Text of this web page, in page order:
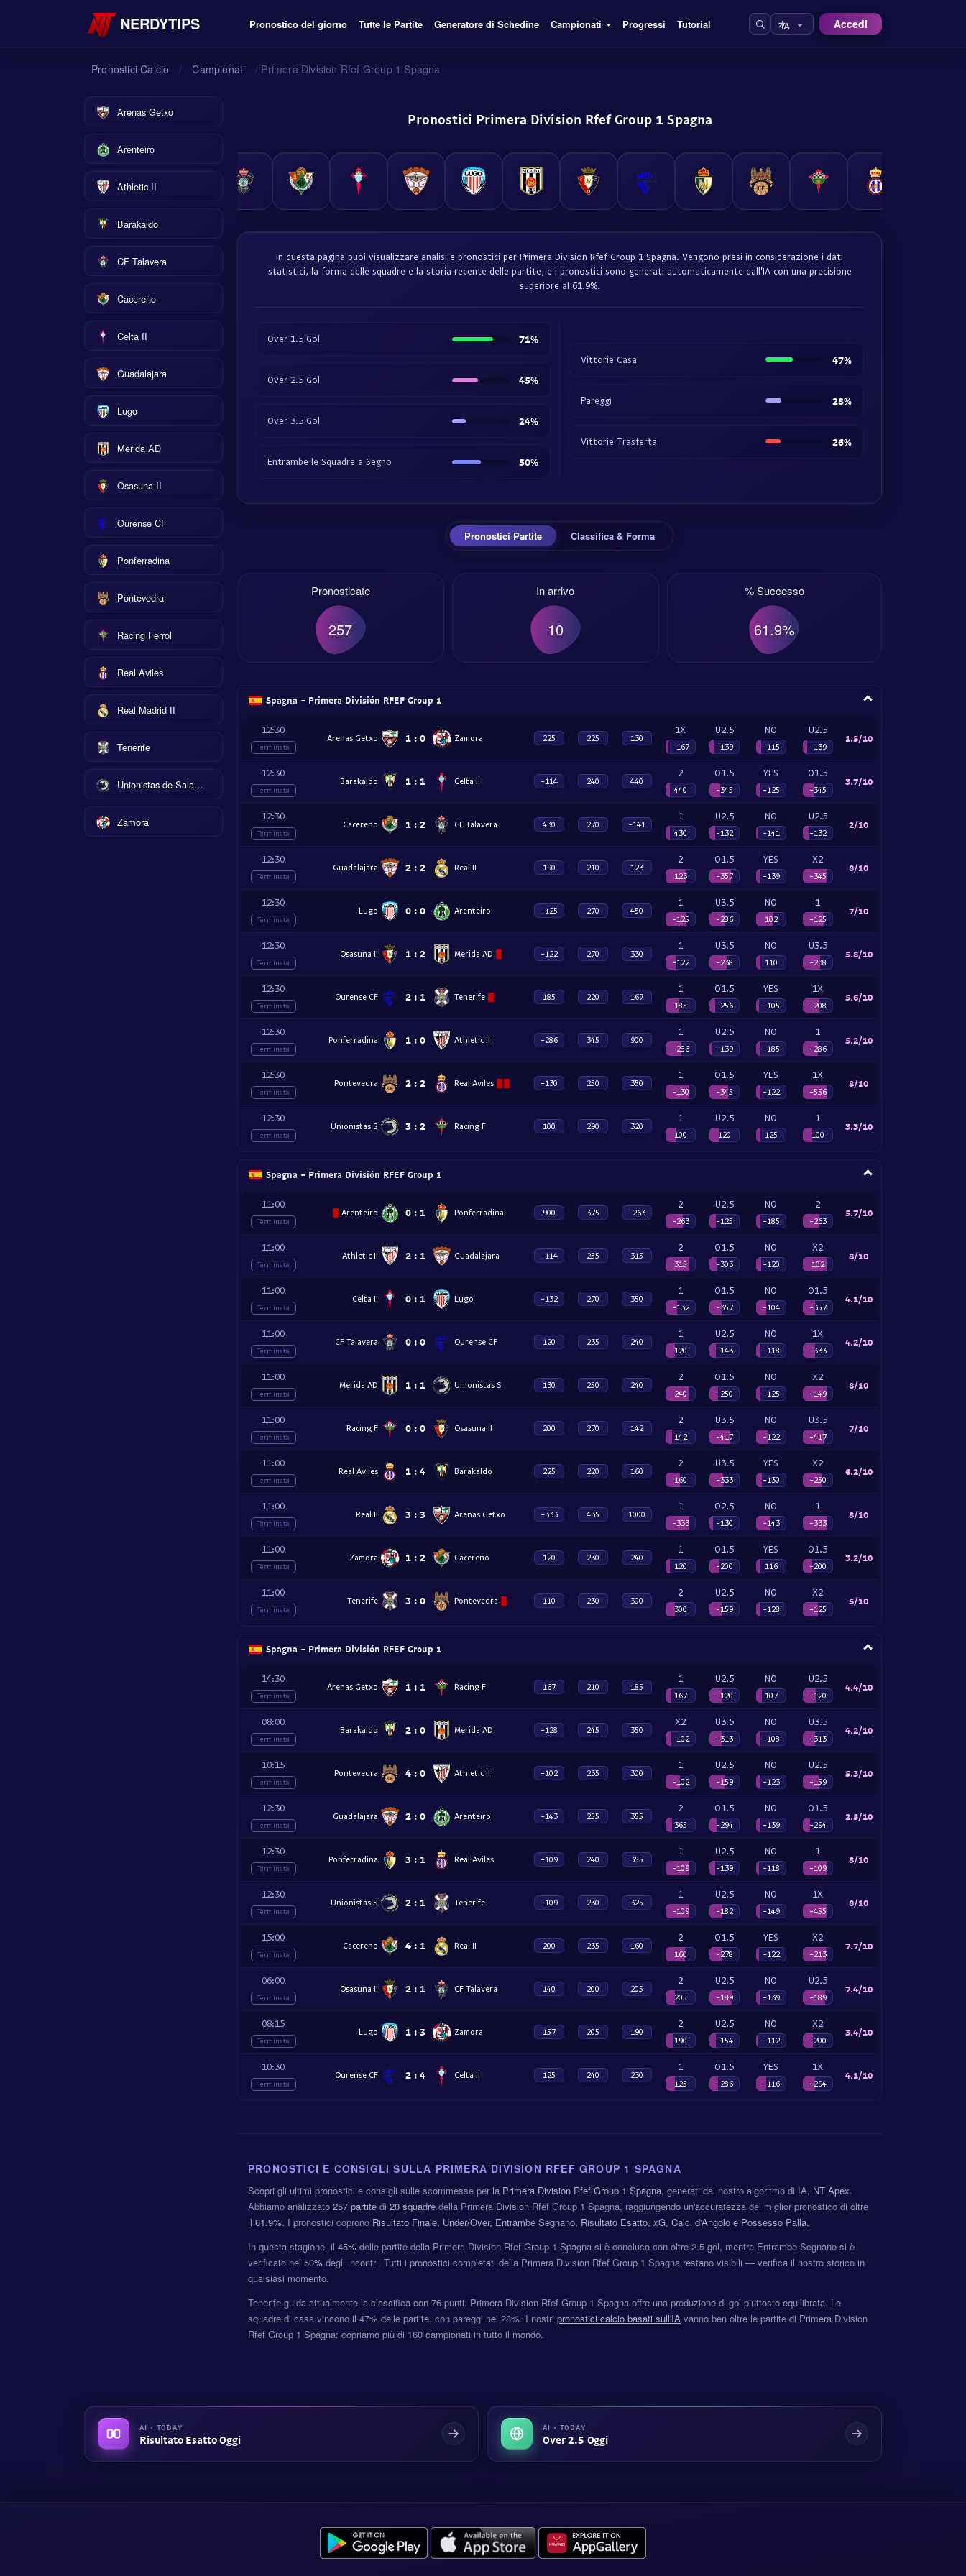
NERDYTIPS Pronostico del giorno Tutte le Partite Generatore di Schedine Campionati Progressi Tutorial Accedi
Pronostici Calcio / Campionati / Primera Division Rfef Group 1 Spagna
Arenas Getxo
Arenteiro
Athletic II
Barakaldo
CF Talavera
Cacereno
Celta II
Guadalajara
Lugo
Merida AD
Osasuna II
Ourense CF
Ponferradina
Pontevedra
Racing Ferrol
Real Aviles
Real Madrid II
Tenerife
Unionistas de Salamanca
Zamora
Pronostici Primera Division Rfef Group 1 Spagna
In questa pagina puoi visualizzare analisi e pronostici per Primera Division Rfef Group 1 Spagna. Vengono presi in considerazione i dati
statistici, la forma delle squadre e la storia recente delle partite, e i pronostici sono generati automaticamente dall'IA con una precisione
superiore al 61.9%.
Over 1.5 Gol 71%
Over 2.5 Gol 45%
Over 3.5 Gol 24%
Entrambe le Squadre a Segno 50%
Vittorie Casa 47%
Pareggi 28%
Vittorie Trasferta 26%
Pronostici Partite Classifica & Forma
Pronosticate
257
In arrivo
10
% Successo
61.9%
Spagna - Primera División RFEF Group 1
12:30
Terminata
Arenas Getxo 1 : 0 Zamora 225 225 130
1X
-167
U2.5
-139
NO
-115
U2.5
-139
1.5/10
12:30
Terminata
Barakaldo 1 : 1 Celta II -114 240 440
2
440
O1.5
-345
YES
-125
O1.5
-345
3.7/10
12:30
Terminata
Cacereno 1 : 2 CF Talavera 430 270 -141
1
430
U2.5
-132
NO
-141
U2.5
-132
2/10
12:30
Terminata
Guadalajara 2 : 2 Real II 190 210 123
2
123
O1.5
-357
YES
-139
X2
-345
8/10
12:30
Terminata
Lugo 0 : 0 Arenteiro -125 270 450
1
-125
U3.5
-286
NO
102
1
-125
7/10
12:30
Terminata
Osasuna II 1 : 2 Merida AD -122 270 330
1
-122
U3.5
-238
NO
110
U3.5
-238
5.8/10
12:30
Terminata
Ourense CF 2 : 1 Tenerife 185 220 167
1
185
O1.5
-256
YES
-105
1X
-208
5.6/10
12:30
Terminata
Ponferradina 1 : 0 Athletic II -286 345 900
1
-286
U2.5
-139
NO
-185
1
-286
5.2/10
12:30
Terminata
Pontevedra 2 : 2 Real Aviles -130 250 350
1
-130
O1.5
-345
YES
-122
1X
-556
8/10
12:30
Terminata
Unionistas S 3 : 2 Racing F 100 290 320
1
100
U2.5
120
NO
125
1
100
3.3/10
Spagna - Primera División RFEF Group 1
11:00
Terminata
Arenteiro 0 : 1 Ponferradina 900 375 -263
2
-263
U2.5
-125
NO
-185
2
-263
5.7/10
11:00
Terminata
Athletic II 2 : 1 Guadalajara -114 255 315
2
315
O1.5
-303
NO
-120
X2
102
8/10
11:00
Terminata
Celta II 0 : 1 Lugo -132 270 350
1
-132
O1.5
-357
NO
-104
O1.5
-357
4.1/10
11:00
Terminata
CF Talavera 0 : 0 Ourense CF 120 235 240
1
120
U2.5
-143
NO
-118
1X
-333
4.2/10
11:00
Terminata
Merida AD 1 : 1 Unionistas S 130 250 240
2
240
O1.5
-250
NO
-125
X2
-149
8/10
11:00
Terminata
Racing F 0 : 0 Osasuna II 200 270 142
2
142
U3.5
-417
NO
-122
U3.5
-417
7/10
11:00
Terminata
Real Aviles 1 : 4 Barakaldo 225 220 160
2
160
U3.5
-333
YES
-130
X2
-250
6.2/10
11:00
Terminata
Real II 3 : 3 Arenas Getxo -333 435 1000
1
-333
O2.5
-130
NO
-143
1
-333
8/10
11:00
Terminata
Zamora 1 : 2 Cacereno 120 230 240
1
120
O1.5
-200
YES
116
O1.5
-200
3.2/10
11:00
Terminata
Tenerife 3 : 0 Pontevedra 110 230 300
2
300
U2.5
-159
NO
-128
X2
-125
5/10
Spagna - Primera División RFEF Group 1
14:30
Terminata
Arenas Getxo 1 : 1 Racing F 167 210 185
1
167
U2.5
-120
NO
107
U2.5
-120
4.4/10
08:00
Terminata
Barakaldo 2 : 0 Merida AD -128 245 350
X2
-102
U3.5
-313
NO
-108
U3.5
-313
4.2/10
10:15
Terminata
Pontevedra 4 : 0 Athletic II -102 235 300
1
-102
U2.5
-159
NO
-123
U2.5
-159
5.3/10
12:30
Terminata
Guadalajara 2 : 0 Arenteiro -143 255 355
2
365
O1.5
-294
NO
-139
O1.5
-294
2.5/10
12:30
Terminata
Ponferradina 3 : 1 Real Aviles -109 240 355
1
-109
U2.5
-139
NO
-118
1
-109
8/10
12:30
Terminata
Unionistas S 2 : 1 Tenerife -109 230 325
1
-109
U2.5
-182
NO
-149
1X
-455
8/10
15:00
Terminata
Cacereno 4 : 1 Real II 200 235 160
2
160
O1.5
-278
YES
-122
X2
-213
7.7/10
06:00
Terminata
Osasuna II 2 : 1 CF Talavera 140 200 205
2
205
U2.5
-189
NO
-139
U2.5
-189
7.4/10
08:15
Terminata
Lugo 1 : 3 Zamora 157 205 190
2
190
U2.5
-154
NO
-112
X2
-200
3.4/10
10:30
Terminata
Ourense CF 2 : 4 Celta II 125 240 230
1
125
O1.5
-286
YES
-116
1X
-294
4.1/10
PRONOSTICI E CONSIGLI SULLA PRIMERA DIVISION RFEF GROUP 1 SPAGNA
Scopri gli ultimi pronostici e consigli sulle scommesse per la Primera Division Rfef Group 1 Spagna, generati dal nostro algoritmo di IA, NT Apex.
Abbiamo analizzato 257 partite di 20 squadre della Primera Division Rfef Group 1 Spagna, raggiungendo un'accuratezza del miglior pronostico di oltre
il 61.9%. I pronostici coprono Risultato Finale, Under/Over, Entrambe Segnano, Risultato Esatto, xG, Calci d'Angolo e Possesso Palla.
In questa stagione, il 45% delle partite della Primera Division Rfef Group 1 Spagna si è concluso con oltre 2.5 gol, mentre Entrambe Segnano si è
verificato nel 50% degli incontri. Tutti i pronostici completati della Primera Division Rfef Group 1 Spagna restano visibili — verifica il nostro storico in
qualsiasi momento.
Tenerife guida attualmente la classifica con 76 punti. Primera Division Rfef Group 1 Spagna offre una produzione di gol piuttosto equilibrata. Le
squadre di casa vincono il 47% delle partite, con pareggi nel 28%. I nostri pronostici calcio basati sull'IA vanno ben oltre le partite di Primera Division
Rfef Group 1 Spagna: copriamo più di 160 campionati in tutto il mondo.
AI · TODAY
Risultato Esatto Oggi
AI · TODAY
Over 2.5 Oggi